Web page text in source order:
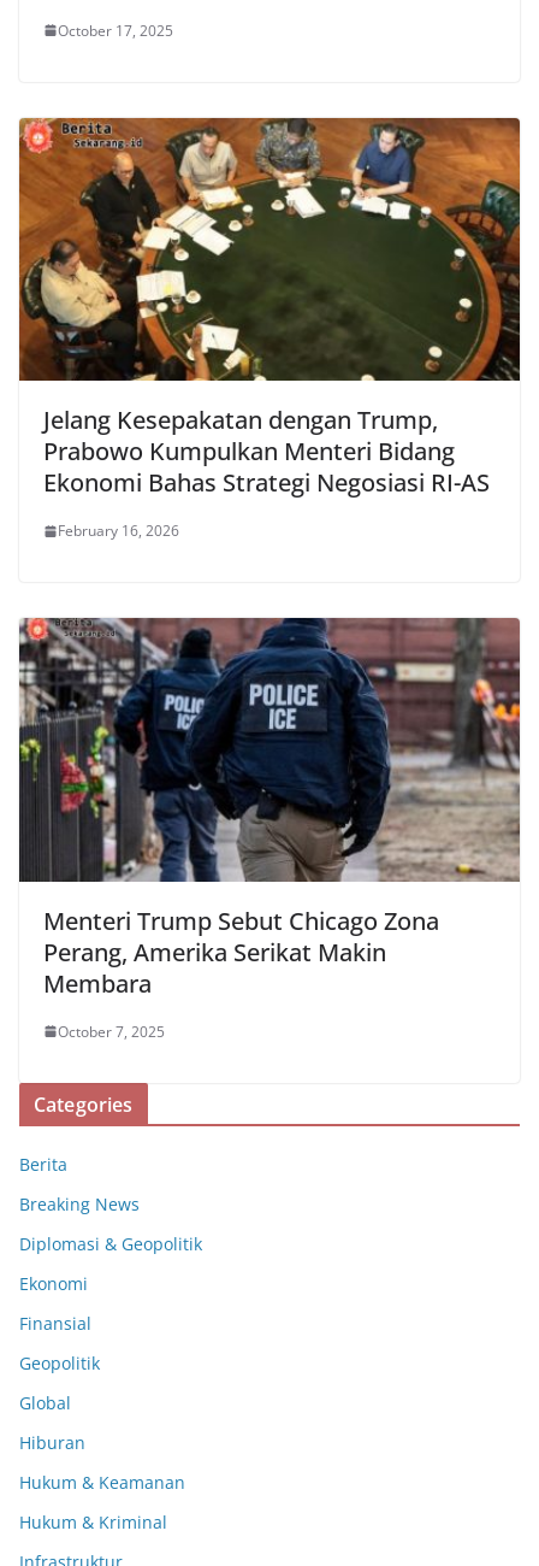
October 17, 2025
Jelang Kesepakatan dengan Trump,
Prabowo Kumpulkan Menteri Bidang
Ekonomi Bahas Strategi Negosiasi RI-AS
February 16, 2026
Menteri Trump Sebut Chicago Zona
Perang, Amerika Serikat Makin
Membara
October 7, 2025
Categories
Berita
Breaking News
Diplomasi & Geopolitik
Ekonomi
Finansial
Geopolitik
Global
Hiburan
Hukum & Keamanan
Hukum & Kriminal